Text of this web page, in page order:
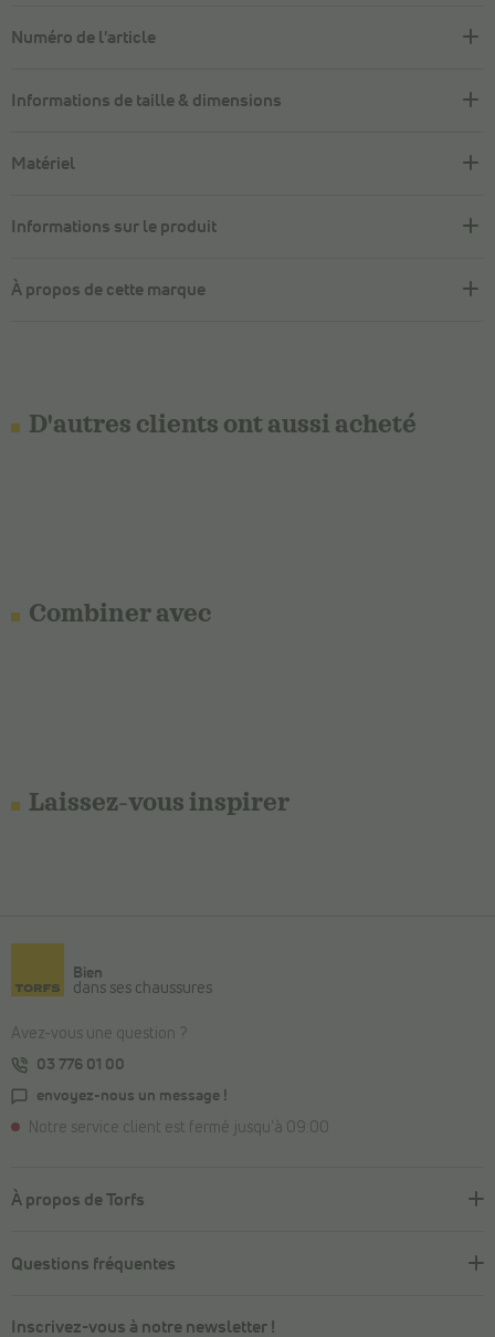
Numéro de l'article
Informations de taille & dimensions
Matériel
Informations sur le produit
À propos de cette marque
D'autres clients ont aussi acheté
Combiner avec
Laissez-vous inspirer
Bien
dans ses chaussures
Avez-vous une question ?
03 776 01 00
envoyez-nous un message !
Notre service client est fermé jusqu'à 09:00
À propos de Torfs
Questions fréquentes
Inscrivez-vous à notre newsletter !